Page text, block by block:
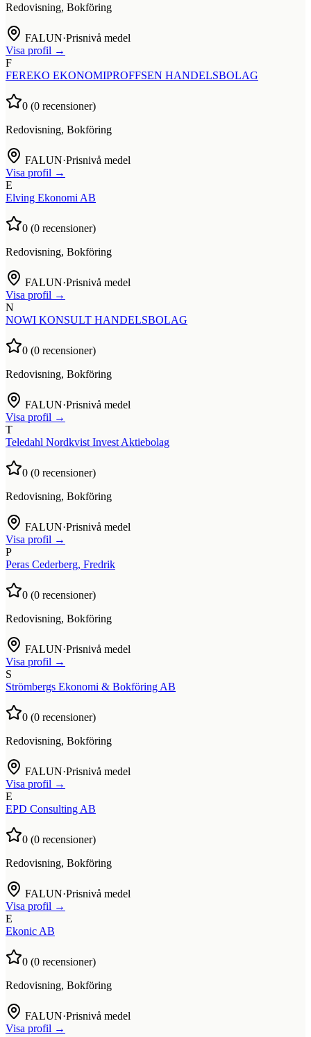
Redovisning, Bokföring
FALUN·Prisnivå medel
Visa profil →
F
FEREKO EKONOMIPROFFSEN HANDELSBOLAG
0 (0 recensioner)
Redovisning, Bokföring
FALUN·Prisnivå medel
Visa profil →
E
Elving Ekonomi AB
0 (0 recensioner)
Redovisning, Bokföring
FALUN·Prisnivå medel
Visa profil →
N
NOWI KONSULT HANDELSBOLAG
0 (0 recensioner)
Redovisning, Bokföring
FALUN·Prisnivå medel
Visa profil →
T
Teledahl Nordkvist Invest Aktiebolag
0 (0 recensioner)
Redovisning, Bokföring
FALUN·Prisnivå medel
Visa profil →
P
Peras Cederberg, Fredrik
0 (0 recensioner)
Redovisning, Bokföring
FALUN·Prisnivå medel
Visa profil →
S
Strömbergs Ekonomi & Bokföring AB
0 (0 recensioner)
Redovisning, Bokföring
FALUN·Prisnivå medel
Visa profil →
E
EPD Consulting AB
0 (0 recensioner)
Redovisning, Bokföring
FALUN·Prisnivå medel
Visa profil →
E
Ekonic AB
0 (0 recensioner)
Redovisning, Bokföring
FALUN·Prisnivå medel
Visa profil →